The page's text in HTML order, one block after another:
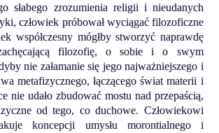
słabego zrozumienia religii i nieudanych
człowiek próbował wyciągać filozoficzne
współczesny mógłby stworzyć naprawdę
filozofię, o sobie i o swym
nie załamanie się jego najważniejszego i
metafizycznego, łączącego świat materii i
nie udało zbudować mostu nad przepaścią,
od tego, co duchowe. Człowiekowi
koncepcji umysłu morontialnego i